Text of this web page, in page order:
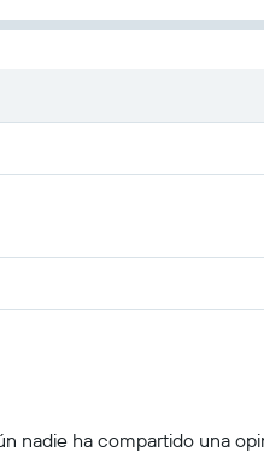
nadie ha compartido una